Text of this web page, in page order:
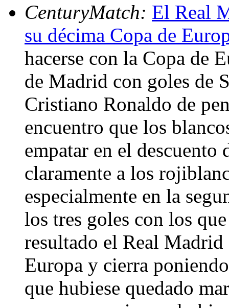
CenturyMatch: El Real
su décima Copa de
hacerse con la Copa de
de Madrid con goles de
Cristiano Ronaldo de
encuentro que los
empatar en el
claramente a los
especialmente en la
los tres goles con los
resultado el Real Madrid
Europa y cierra
que hubiese quedado